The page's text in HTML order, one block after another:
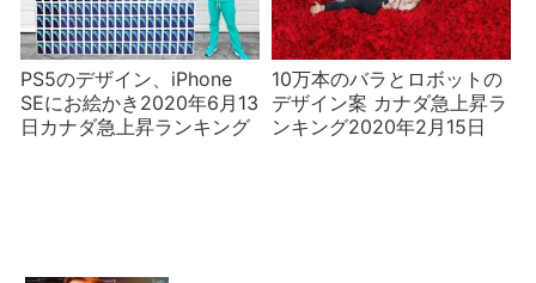
PS5のデザイン、iPhone
SEにお絵かき2020年6月13
日カナダ急上昇ランキング
10万本のバラとロボットの
デザイン案 カナダ急上昇ラ
ンキング2020年2月15日